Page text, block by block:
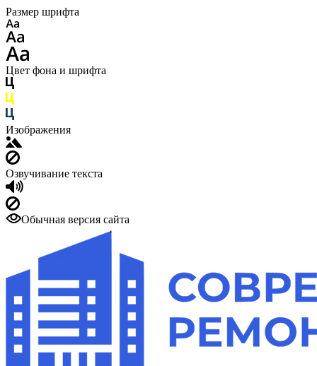
Размер шрифта
Цвет фона и шрифта
Изображения
Озвучивание текста
Обычная версия сайта